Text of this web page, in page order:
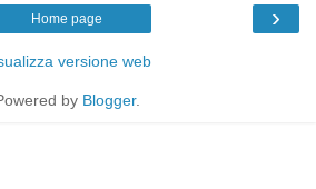
›
Home page
versione web
by Blogger.